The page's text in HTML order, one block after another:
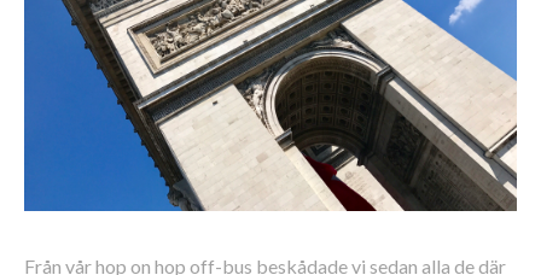
Från vår hop on hop off-bus beskådade vi sedan alla de där